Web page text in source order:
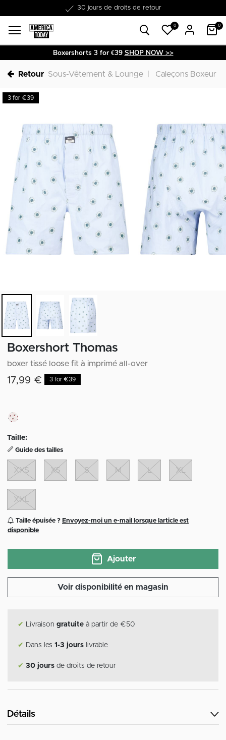
Livraison gratuite à partir de €50
30 jours de droits de retour
0 0
Boxershorts 3 for €39 SHOP NOW >>
Retour Sous-Vêtement & Lounge Caleçons Boxeur
3 for €39
Boxershort Thomas
boxer tissé loose fit à imprimé all-over
17,99 € 3 for €39
Taille:
Guide des tailles
XXS XS S M L XL
XXL
Taille épuisée ? Envoyez-moi un e-mail lorsque larticle est
disponible
Ajouter
Voir disponibilité en magasin
✔ Livraison gratuite à partir de €50
✔ Dans les 1-3 jours livrable
✔ 30 jours de droits de retour
Détails